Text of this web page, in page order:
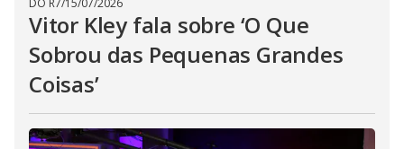
DO R7/15/07/2026
Vitor Kley fala sobre ‘O Que
Sobrou das Pequenas Grandes
Coisas’